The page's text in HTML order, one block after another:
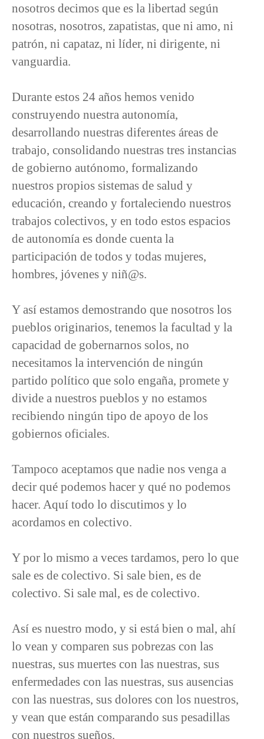
nosotros decimos que es la libertad según
nosotras, nosotros, zapatistas, que ni amo, ni
patrón, ni capataz, ni líder, ni dirigente, ni
vanguardia.
Durante estos 24 años hemos venido
construyendo nuestra autonomía,
desarrollando nuestras diferentes áreas de
trabajo, consolidando nuestras tres instancias
de gobierno autónomo, formalizando
nuestros propios sistemas de salud y
educación, creando y fortaleciendo nuestros
trabajos colectivos, y en todo estos espacios
de autonomía es donde cuenta la
participación de todos y todas mujeres,
hombres, jóvenes y niñ@s.
Y así estamos demostrando que nosotros los
pueblos originarios, tenemos la facultad y la
capacidad de gobernarnos solos, no
necesitamos la intervención de ningún
partido político que solo engaña, promete y
divide a nuestros pueblos y no estamos
recibiendo ningún tipo de apoyo de los
gobiernos oficiales.
Tampoco aceptamos que nadie nos venga a
decir qué podemos hacer y qué no podemos
hacer. Aquí todo lo discutimos y lo
acordamos en colectivo.
Y por lo mismo a veces tardamos, pero lo que
sale es de colectivo. Si sale bien, es de
colectivo. Si sale mal, es de colectivo.
Así es nuestro modo, y si está bien o mal, ahí
lo vean y comparen sus pobrezas con las
nuestras, sus muertes con las nuestras, sus
enfermedades con las nuestras, sus ausencias
con las nuestras, sus dolores con los nuestros,
y vean que están comparando sus pesadillas
con nuestros sueños.